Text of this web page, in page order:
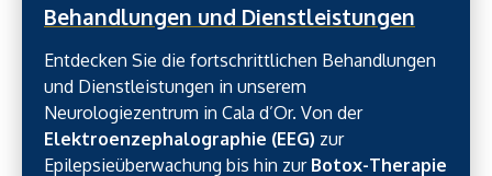
Behandlungen und Dienstleistungen
Entdecken Sie die fortschrittlichen Behandlungen
und Dienstleistungen in unserem
Neurologiezentrum in Cala d’Or. Von der
Elektroenzephalographie (EEG) zur
Epilepsieüberwachung bis hin zur Botox-Therapie